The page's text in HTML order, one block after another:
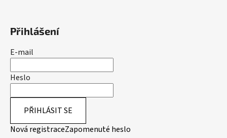
Přihlášení
E-mail
Heslo
PŘIHLÁSIT SE
Nová registraceZapomenuté heslo